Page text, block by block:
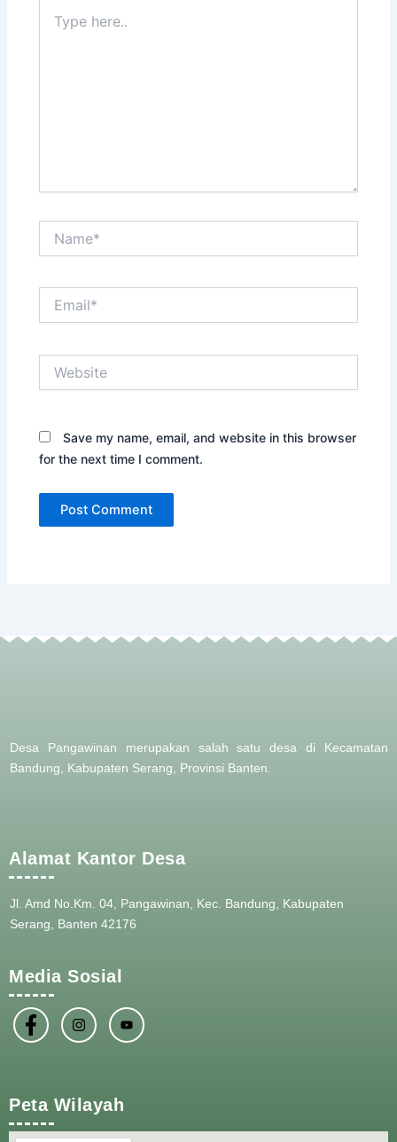
here..
Save my name, email, and website in this browser
for the next time I comment.
Desa Pangawinan merupakan salah satu desa di Kecamatan
Bandung, Kabupaten Serang, Provinsi Banten.
Alamat Kantor Desa
Jl. Amd No.Km. 04, Pangawinan, Kec. Bandung, Kabupaten
Serang, Banten 42176
Media Sosial
Peta Wilayah